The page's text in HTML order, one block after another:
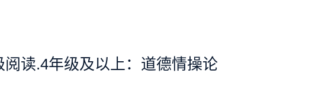
读.4年级及以上：道德情操论